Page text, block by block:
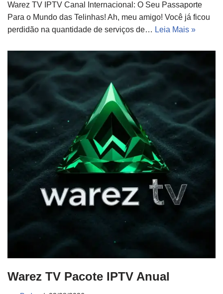
Warez TV IPTV Canal Internacional: O Seu Passaporte
Para o Mundo das Telinhas! Ah, meu amigo! Você já ficou
perdidão na quantidade de serviços de… Leia Mais »
Warez TV Pacote IPTV Anual